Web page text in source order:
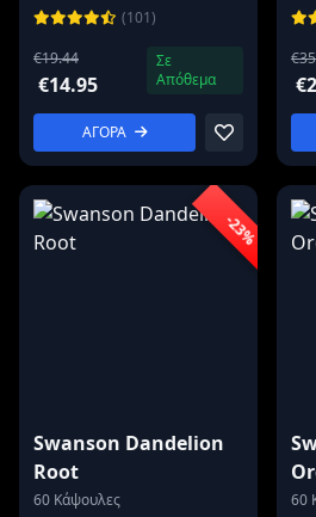
(101)
€19.44
€14.95
Σε
Απόθεμα
ΑΓΟΡΑ
-23%
Swanson Dandelion
Root
60 Κάψουλες
60